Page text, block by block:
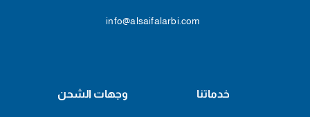
info@alsaifalarbi.com
خدماتنا وجهات الشحن